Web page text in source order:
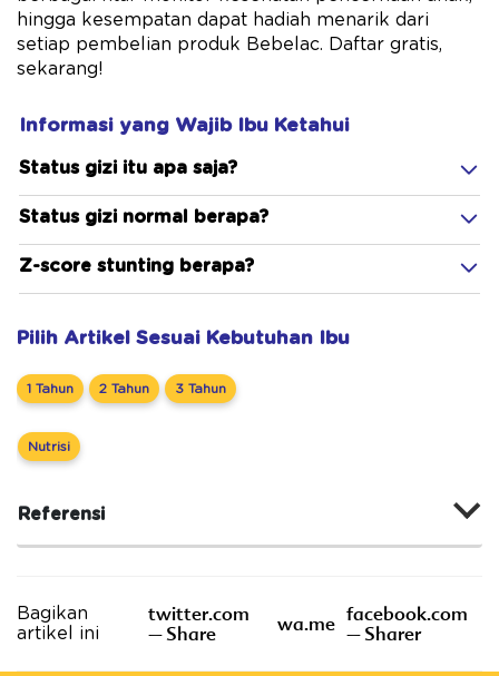
hingga kesempatan dapat hadiah menarik dari
setiap pembelian produk Bebelac. Daftar gratis,
sekarang!
Informasi yang Wajib Ibu Ketahui
Status gizi itu apa saja?
Status gizi normal berapa?
Z-score stunting berapa?
Pilih Artikel Sesuai Kebutuhan Ibu
1 Tahun 2 Tahun 3 Tahun
Nutrisi
Referensi
Bagikan
artikel ini
twitter.com
– Share
wa.me facebook.com
– Sharer